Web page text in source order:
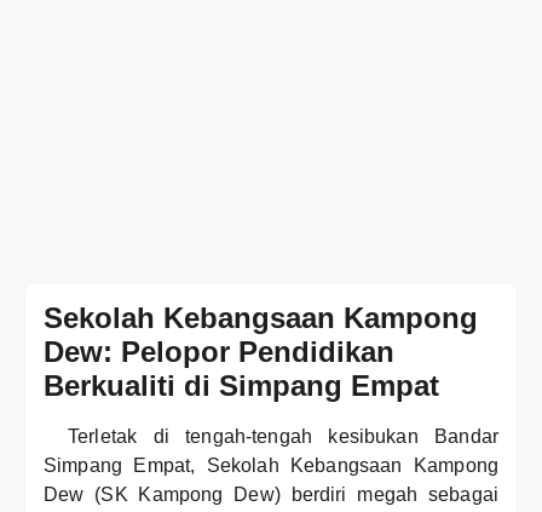
Sekolah Kebangsaan Kampong
Dew: Pelopor Pendidikan
Berkualiti di Simpang Empat
Terletak di tengah-tengah kesibukan Bandar
Simpang Empat, Sekolah Kebangsaan Kampong
Dew (SK Kampong Dew) berdiri megah sebagai